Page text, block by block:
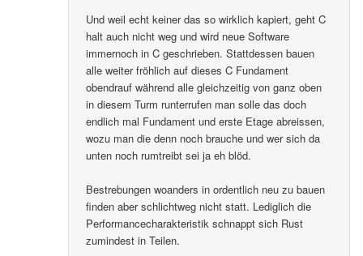
Und weil echt keiner das so wirklich kapiert, geht C
halt auch nicht weg und wird neue Software
immernoch in C geschrieben. Stattdessen bauen
alle weiter fröhlich auf dieses C Fundament
obendrauf während alle gleichzeitig von ganz oben
in diesem Turm runterrufen man solle das doch
endlich mal Fundament und erste Etage abreissen,
wozu man die denn noch brauche und wer sich da
unten noch rumtreibt sei ja eh blöd.
Bestrebungen woanders in ordentlich neu zu bauen
finden aber schlichtweg nicht statt. Lediglich die
Performancecharakteristik schnappt sich Rust
zumindest in Teilen.